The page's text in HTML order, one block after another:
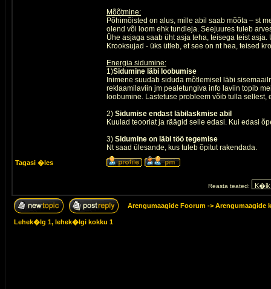
Mõõtmine:
Põhimõisted on alus, mille abil saab mõõta – st
olend või loom ehk tundleja. Seejuures tuleb
Ühe asjaga saab üht asja teha, teisega teist
Krooksujad - üks ütleb, et see on nt hea, teised
Energia sidumine:
1)Sidumine läbi loobumise
Inimene suudab siduda mõtlemisel läbi
reklaamilaviin jm pealetungiva info laviin topib
loobumine. Lastetuse probleem võib tulla
2) Sidumise endast läbilaskmise abil
Kuulad teooriat ja räägid selle edasi. Kui edasi
3) Sidumine on läbi töö tegemise
Nt saad ülesande, kus tuleb õpitut rakendada.
Tagasi �les
Reasta teated:
Arengumaagide Foorum -> Arengumaagide
Lehek�lg 1, lehek�lgi kokku 1